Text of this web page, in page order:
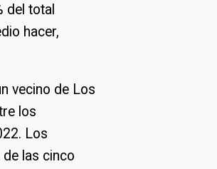
del total
hacer,
vecino de Los
los
Los
las cinco